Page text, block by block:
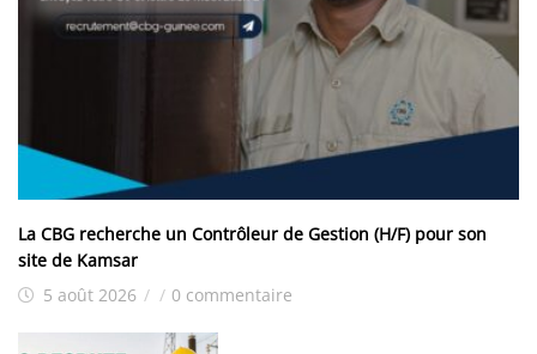
La CBG recherche un Contrôleur de Gestion (H/F) pour son
site de Kamsar
5 août 2026 / / 0 commentaire